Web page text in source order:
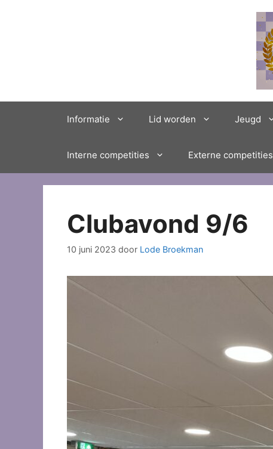
Informatie Lid worden Jeugd
Interne competities Externe competities
Clubavond 9/6
10 juni 2023 door Lode Broekman